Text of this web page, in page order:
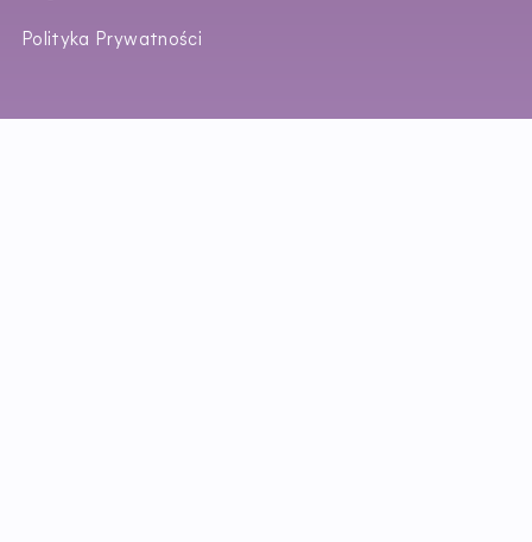
Polityka Prywatności